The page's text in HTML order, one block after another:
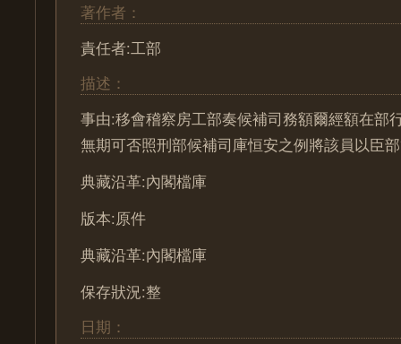
著作者：
責任者:工部
描述：
事由:移會稽察房工部奏候補司務額爾經額在部
無期可否照刑部候補司庫恒安之例將該員以臣
典藏沿革:內閣檔庫
版本:原件
典藏沿革:內閣檔庫
保存狀況:整
日期：